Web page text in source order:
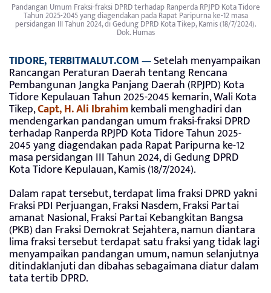
Pandangan Umum Fraksi-fraksi DPRD terhadap Ranperda RPJPD Kota Tidore
Tahun 2025-2045 yang diagendakan pada Rapat Paripurna ke-12 masa
persidangan III Tahun 2024, di Gedung DPRD Kota Tikep, Kamis (18/7/2024).
Dok. Humas
TIDORE, TERBITMALUT.COM —Setelah menyampaikan
Rancangan Peraturan Daerah tentang Rencana
Pembangunan Jangka Panjang Daerah (RPJPD) Kota
Tidore Kepulauan Tahun 2025-2045 kemarin, Wali Kota
Tikep,Capt, H. Ali Ibrahimkembali menghadiri dan
mendengarkan pandangan umum fraksi-fraksi DPRD
terhadap Ranperda RPJPD Kota Tidore Tahun 2025-
2045 yang diagendakan pada Rapat Paripurna ke-12
masa persidangan III Tahun 2024, di Gedung DPRD
Kota Tidore Kepulauan, Kamis (18/7/2024).
Dalam rapat tersebut, terdapat lima fraksi DPRD yakni
Fraksi PDI Perjuangan, Fraksi Nasdem, Fraksi Partai
amanat Nasional, Fraksi Partai Kebangkitan Bangsa
(PKB) dan Fraksi Demokrat Sejahtera, namun diantara
lima fraksi tersebut terdapat satu fraksi yang tidak lagi
menyampaikan pandangan umum, namun selanjutnya
ditindaklanjuti dan dibahas sebagaimana diatur dalam
tata tertib DPRD.